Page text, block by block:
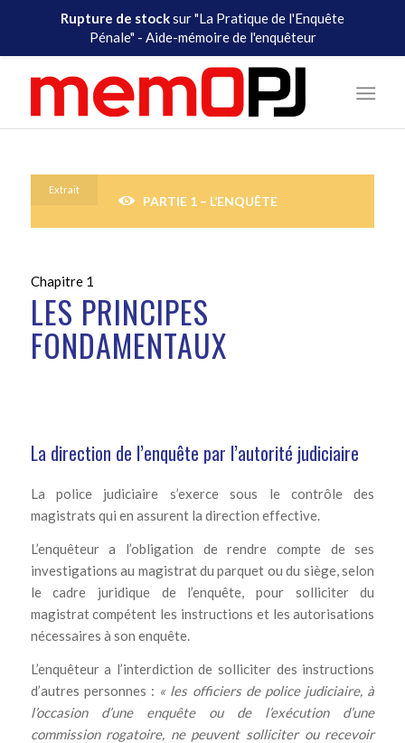
Extrait
PARTIE 1 – L’ENQUÊTE
Chapitre 1
LES PRINCIPES
FONDAMENTAUX
La direction de l’enquête par l’autorité judiciaire
La police judiciaire s’exerce sous le contrôle des
magistrats qui en assurent la direction effective.
L’enquêteur a l’obligation de rendre compte de ses
investigations au magistrat du parquet ou du siège, selon
le cadre juridique de l’enquête, pour solliciter du
magistrat compétent les instructions et les autorisations
nécessaires à son enquête.
L’enquêteur a l’interdiction de solliciter des instructions
d’autres personnes : « les officiers de police judiciaire, à
l’occasion d’une enquête ou de l’exécution d’une
commission rogatoire, ne peuvent solliciter ou recevoir
Rupture de stocksur "La Pratique de l'Enquête
Pénale" - Aide-mémoire de l'enquêteur